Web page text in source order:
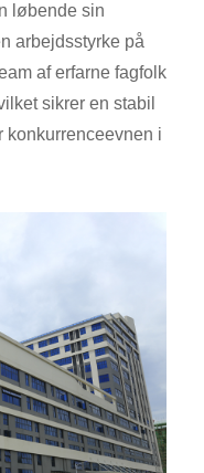
løbende sin
arbejdsstyrke på
af erfarne fagfolk
sikrer en stabil
konkurrenceevnen i